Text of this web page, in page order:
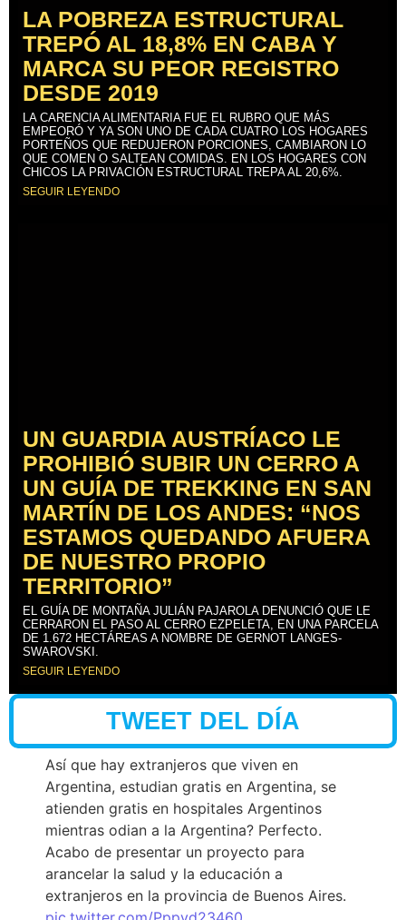
LA POBREZA ESTRUCTURAL
TREPÓ AL 18,8% EN CABA Y
MARCA SU PEOR REGISTRO
DESDE 2019
LA CARENCIA ALIMENTARIA FUE EL RUBRO QUE MÁS
EMPEORÓ Y YA SON UNO DE CADA CUATRO LOS HOGARES
PORTEÑOS QUE REDUJERON PORCIONES, CAMBIARON LO
QUE COMEN O SALTEAN COMIDAS. EN LOS HOGARES CON
CHICOS LA PRIVACIÓN ESTRUCTURAL TREPA AL 20,6%.
SEGUIR LEYENDO
UN GUARDIA AUSTRÍACO LE
PROHIBIÓ SUBIR UN CERRO A
UN GUÍA DE TREKKING EN SAN
MARTÍN DE LOS ANDES: “NOS
ESTAMOS QUEDANDO AFUERA
DE NUESTRO PROPIO
TERRITORIO”
EL GUÍA DE MONTAÑA JULIÁN PAJAROLA DENUNCIÓ QUE LE
CERRARON EL PASO AL CERRO EZPELETA, EN UNA PARCELA
DE 1.672 HECTÁREAS A NOMBRE DE GERNOT LANGES-
SWAROVSKI.
SEGUIR LEYENDO
TWEET DEL DÍA
Así que hay extranjeros que viven en
Argentina, estudian gratis en Argentina, se
atienden gratis en hospitales Argentinos
mientras odian a la Argentina? Perfecto.
Acabo de presentar un proyecto para
arancelar la salud y la educación a
extranjeros en la provincia de Buenos Aires.